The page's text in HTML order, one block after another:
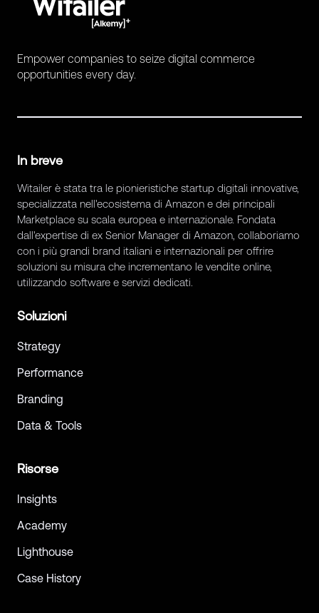
Empower companies to seize digital commerce
opportunities every day.
In breve
Witailer è stata tra le pionieristiche startup digitali innovative,
specializzata nell'ecosistema di Amazon e dei principali
Marketplace su scala europea e internazionale. Fondata
dall'expertise di ex Senior Manager di Amazon, collaboriamo
con i più grandi brand italiani e internazionali per offrire
soluzioni su misura che incrementano le vendite online,
utilizzando software e servizi dedicati.
Soluzioni
Strategy
Performance
Branding
Data & Tools
Risorse
Insights
Academy
Lighthouse
Case History